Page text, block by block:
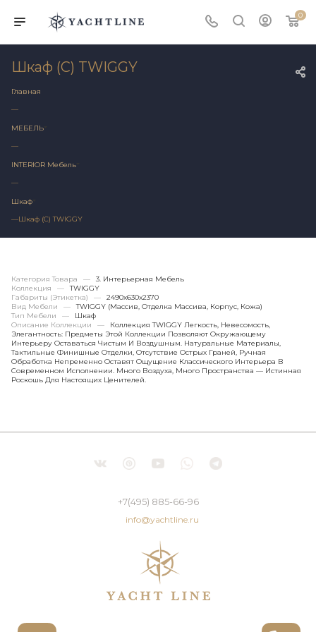
0
Шкаф (С) TWIGGY
Главная
—
МЕБЕЛЬ
—
INTERIOR Мебель
—
Шкаф
—Шкаф (С) TWIGGY
Категория Товара —
3. Интерьерная Мебель
Коллекция
—
TWIGGY
Габариты (этикетка)
—
2490х630x2370
Вид Мебели
—
TWIGGY (массив, Отделка Массива, Корпус, Кожа)
Тип Мебели
—
Шкаф
Описание Коллекции
—
Коллекция TWIGGY Легкость, Невесомость,
Элегантность: Предметы Этой Коллекции Позволяют Окружающему
Интерьеру Оставаться Чистым И Воздушным. Натуральные Материалы,
Тактильные Финишные Отделки, Отсутствие Острых Граней, Ручная
Обработка Непременно Оставят Ощущение Классического Интерьера В
Современном Исполнении. Много Воздуха, Много Пространства — Истинная
Роскошь Для Настоящих Ценителей.
+7(495) 885-66-96
info@yachtline.ru